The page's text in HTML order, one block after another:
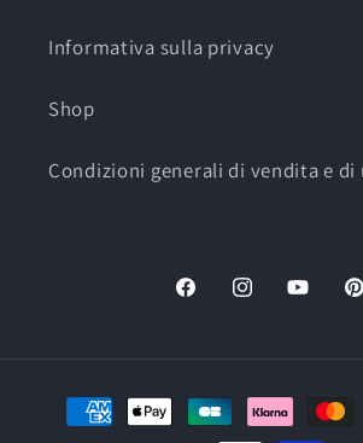
Informativa sulla privacy
Shop
Condizioni generali di vendita e
FacebookInstagramYouTube
Mezzi
di